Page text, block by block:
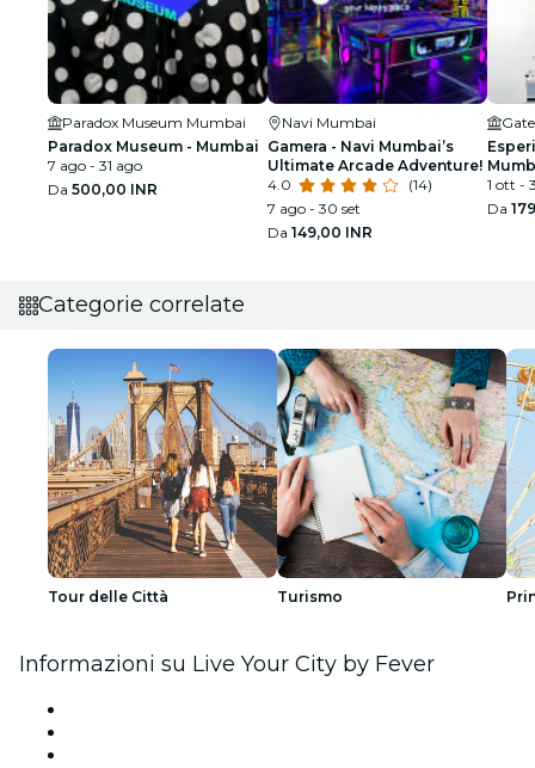
Paradox Museum Mumbai
Paradox Museum - Mumbai
7 ago - 31 ago
Da 500,00 INR
Navi Mumbai
Gamera - Navi Mumbai’s
Ultimate Arcade Adventure!
4.0
(14)
7 ago - 30 set
Da 149,00 INR
1 ott -
Da
Categorie correlate
Tour delle Città Turismo
Informazioni su Live Your City by Fever